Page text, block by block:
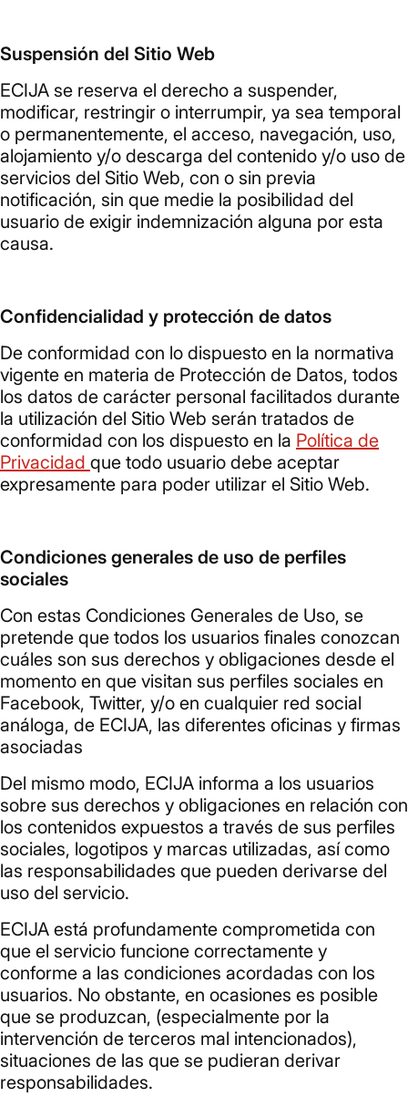
Suspensión del Sitio Web
ECIJA se reserva el derecho a suspender,
modificar, restringir o interrumpir, ya sea temporal
o permanentemente, el acceso, navegación, uso,
alojamiento y/o descarga del contenido y/o uso de
servicios del Sitio Web, con o sin previa
notificación, sin que medie la posibilidad del
usuario de exigir indemnización alguna por esta
causa.
Confidencialidad y protección de datos
De conformidad con lo dispuesto en la normativa
vigente en materia de Protección de Datos, todos
los datos de carácter personal facilitados durante
la utilización del Sitio Web serán tratados de
conformidad con los dispuesto en la Política de
Privacidad que todo usuario debe aceptar
expresamente para poder utilizar el Sitio Web.
Condiciones generales de uso de perfiles
sociales
Con estas Condiciones Generales de Uso, se
pretende que todos los usuarios finales conozcan
cuáles son sus derechos y obligaciones desde el
momento en que visitan sus perfiles sociales en
Facebook, Twitter, y/o en cualquier red social
análoga, de ECIJA, las diferentes oficinas y firmas
asociadas
Del mismo modo, ECIJA informa a los usuarios
sobre sus derechos y obligaciones en relación con
los contenidos expuestos a través de sus perfiles
sociales, logotipos y marcas utilizadas, así como
las responsabilidades que pueden derivarse del
uso del servicio.
ECIJA está profundamente comprometida con
que el servicio funcione correctamente y
conforme a las condiciones acordadas con los
usuarios. No obstante, en ocasiones es posible
que se produzcan, (especialmente por la
intervención de terceros mal intencionados),
situaciones de las que se pudieran derivar
responsabilidades.